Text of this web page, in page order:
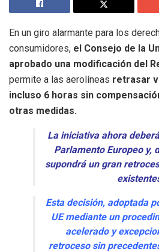
En un giro alarmante para los
consumidores, el Consejo de la
aprobado una modificación del
permite a las aerolíneas retrasar
incluso 6 horas sin
otras medidas.
La iniciativa ahora
Parlamento Europeo y,
supondrá un gran
Esta decisión, adoptada
UE mediante un
acelerado y
retroceso sin